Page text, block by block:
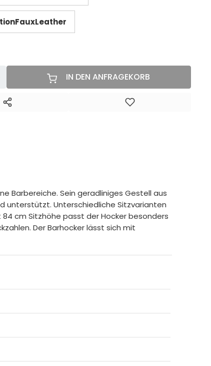
IN DEN ANFRAGEKORB
Barbereiche. Sein geradliniges Gestell aus
unterstützt. Unterschiedliche Sitzvarianten
cm Sitzhöhe passt der Hocker besonders
Der Barhocker lässt sich mit